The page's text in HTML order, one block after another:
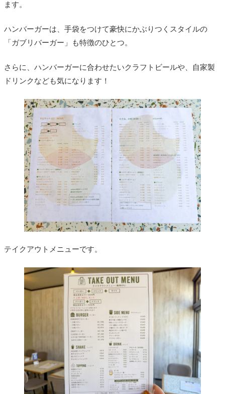
ます。
ハンバーガーは、手袋をつけて豪快にかぶりつくスタイルの
「ガブリバーガー」も特徴のひとつ。
さらに、ハンバーガーに合わせたいクラフトビールや、自家製
ドリンクなども気になります！
テイクアウトメニューです。